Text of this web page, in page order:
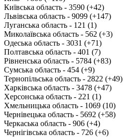
Київська область - 3590 (+42)
Львівська область - 9099 (+147)
Луганська область - 121 (1)
Миколаївська область - 562 (+3)
Одеська область - 3031 (+71)
Полтавська область - 401 (7)
Рівненська область - 5784 (+83)
Сумська область - 454 (+9)
Тернопільська область - 2822 (+49)
Харківська область - 3478 (+47)
Херсонська область - 221 (1)
Хмельницька область - 1069 (10)
Чернівецька область - 5692 (+58)
Черкаська область - 906 (+4)
Чернігівська область - 726 (+6)